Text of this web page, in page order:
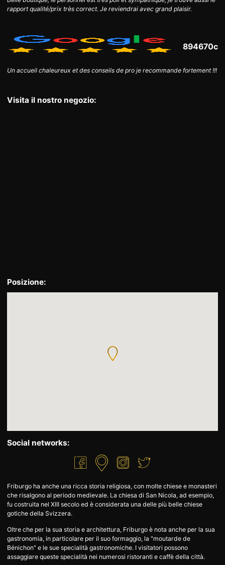
rapport qualité/prix très correct. Je reviendrai avec grand plaisir.
894670c
Un accueil chaleureux et des conseils de pro je recommande fortement !!!
Visita il nostro negozio:
Posizione:
Social networks:
Friburgo ha anche una ricca storia religiosa, con molte chiese e monasteri
che risalgono al periodo medievale. La chiesa di San Nicola, ad esempio,
fu costruita nel XIII secolo ed è considerata una delle più belle chiese
gotiche della Svizzera.
Oltre che per la sua storia e architettura, Friburgo è nota anche per la sua
gastronomia, in particolare per il suo formaggio, la "moutarde de
Bénichon" e le sue specialità gastronomiche. I visitatori possono
assaggiare queste specialità nei numerosi ristoranti e caffè della città.